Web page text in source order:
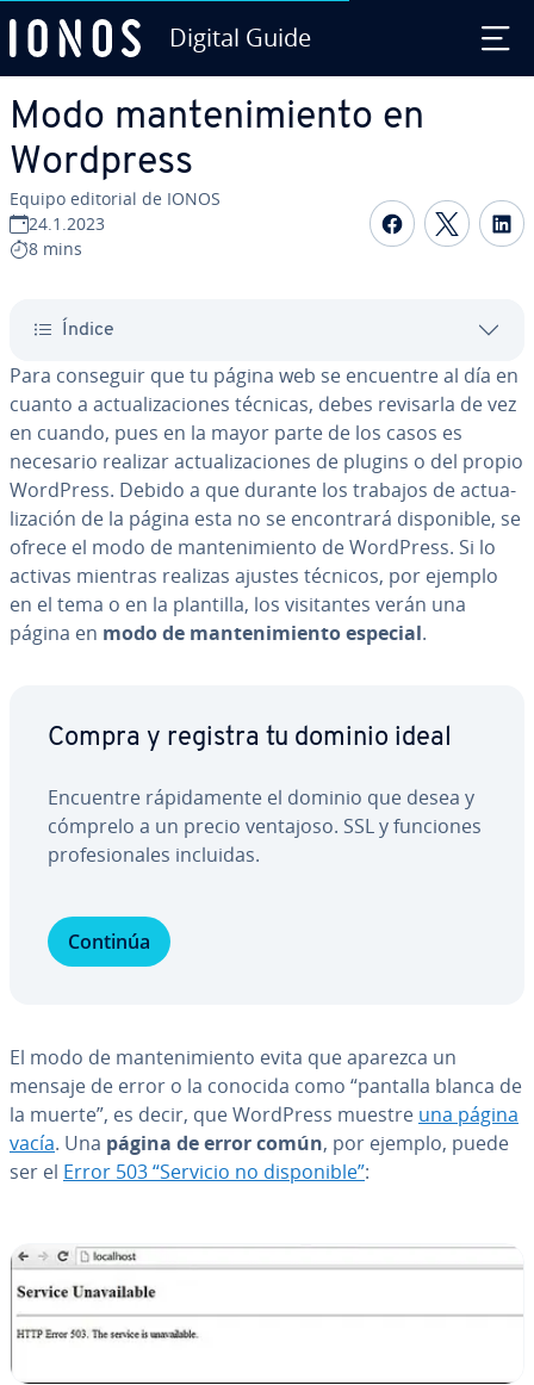
Digital Guide
Modo ma­n­te­ni­mie­n­to en
Wordpress
Equipo editorial de IONOS
24.1.2023
8 mins
Compartir
Índice
Para conseguir que tu página web se encuentre al día en
cuanto a ac­tua­li­za­cio­nes técnicas, debes revisarla de vez
en cuando, pues en la mayor parte de los casos es
necesario realizar ac­tua­li­za­cio­nes de plugins o del propio
WordPress. Debido a que durante los trabajos de ac­tua­
li­za­ción de la página esta no se en­co­n­tra­rá di­s­po­ni­ble, se
ofrece el modo de ma­n­te­ni­mie­n­to de WordPress. Si lo
activas mientras realizas ajustes técnicos, por ejemplo
en el tema o en la plantilla, los vi­si­ta­n­tes verán una
página en modo de ma­n­te­ni­mie­n­to especial.
Compra y registra tu dominio ideal
Encuentre rá­pi­da­me­n­te el dominio que desea y
cómprelo a un precio ventajoso. SSL y funciones
pro­fe­sio­na­les incluidas.
Continúa
El modo de ma­n­te­ni­mie­n­to evita que aparezca un
mensaje de error o la conocida como “pantalla blanca de
la muerte”, es decir, que WordPress muestre una página
vacía. Una página de error común, por ejemplo, puede
ser el Error 503 “Servicio no di­s­po­ni­ble”: